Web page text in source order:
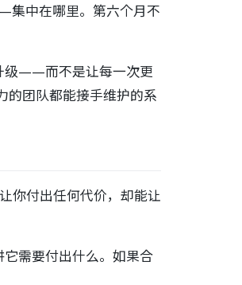
集中在哪里。第六个月不
级——而不是让每一次更
的团队都能接手维护的系
你付出任何代价，却能让
需要付出什么。如果合